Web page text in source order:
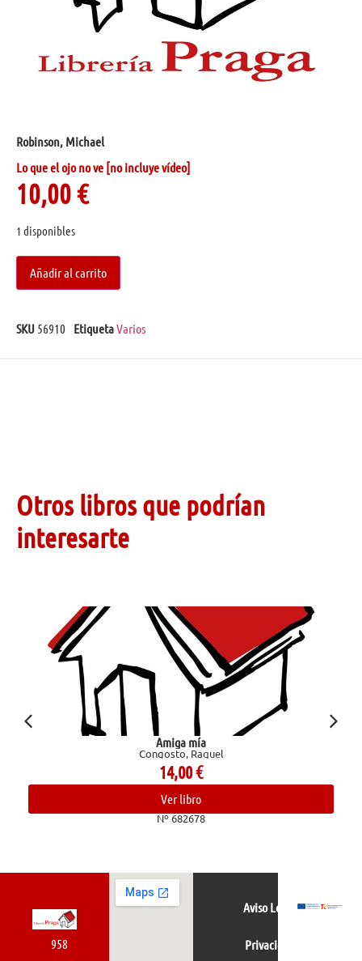
Robinson, Michael
Lo que el ojo no ve [no incluye vídeo]
10,00€
1 disponibles
Añadir al carrito
SKU 56910 EtiquetaVarios
Otros libros que podrían
interesarte
Nº 682678
958
Aviso Legal
Privacidad